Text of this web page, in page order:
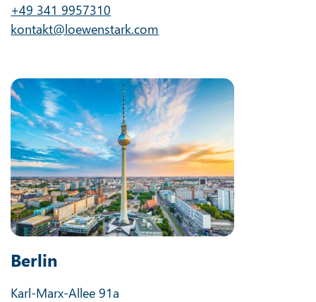
+49 341 9957310
kontakt@loewenstark.com
Berlin
Karl-Marx-Allee 91a